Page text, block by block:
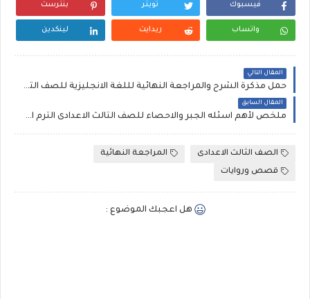
فيسبوك تويتر بنترست
واتساب ريدايت لينكدين
المقال التالي
حمل مذكرة الشرح والمراجعة النهائية لللغة الانجليزية للصف الثانى الثانوى 2019 مستر بيومى غريب
المقال السابق
ملخص لأهم اسئله الجبر والاحصاء للصف الثالث الاعدادى الترم الاول ،١٢ورقة
الصف الثالث الاعدادى
المراجعة النهائية
قصص وروايات
هل اعجبك الموضوع :